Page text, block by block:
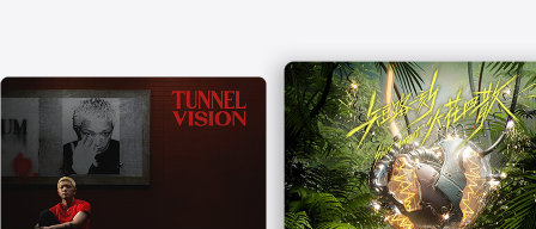
口
中
打
开)